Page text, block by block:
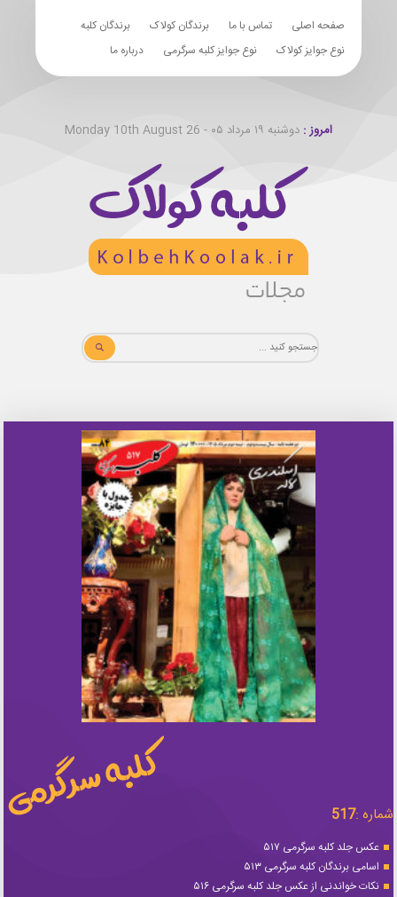
صفحه اصلی تماس با ما برندگان کولاک
برندگان کلبه
نوع جوایز کولاک
نوع جوایز کلبه سرگرمی درباره ما
امروز : دوشنبه ۱۹ مرداد ۰۵ - Monday 10th August 26
شماره :517
عکس جلد کلبه سرگرمی ۵۱۷
اسامی برندگان کلبه سرگرمی ۵۱۳
نکات خواندنی از عکس جلد کلبه سرگرمی ۵۱۶